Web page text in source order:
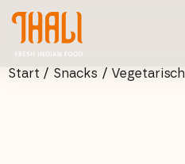
Start / Snacks / Vegetarisch